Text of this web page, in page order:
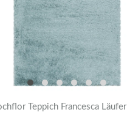
Teppich Francesca Läufer